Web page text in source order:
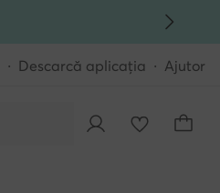
Descarcă aplicația Ajutor